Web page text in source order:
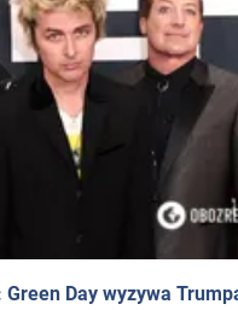
Day wyzywa